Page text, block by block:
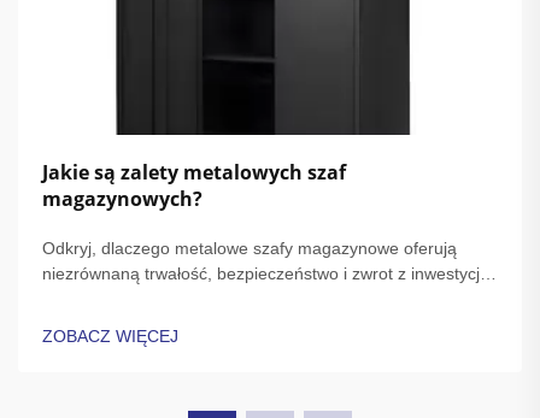
Jakie są zalety metalowych szaf
magazynowych?
Odkryj, dlaczego metalowe szafy magazynowe oferują
niezrównaną trwałość, bezpieczeństwo i zwrot z inwestycji.
ZOBACZ WIĘCEJ